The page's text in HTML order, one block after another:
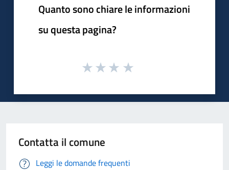
Quanto sono chiare le informazioni
su questa pagina?
Contatta il comune
Leggi le domande frequenti